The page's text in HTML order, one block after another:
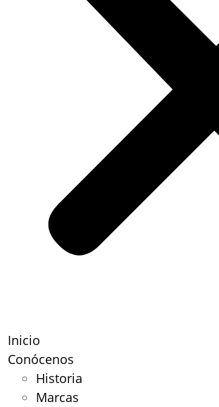
Inicio
Conócenos
Historia
Marcas